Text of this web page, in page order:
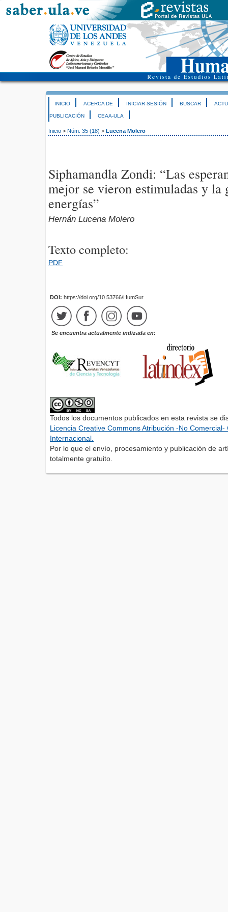
INICIO ACERCA DE INICIAR SESIÓN BUSCAR
PUBLICACIÓN CEAA-ULA
Inicio > Núm. 35 (18) > Lucena Molero
Siphamandla Zondi: “Las
mejor se vieron estimuladas y la
energías”
Hernán Lucena Molero
Texto completo:
PDF
DOI: https://doi.org/10.53766/HumSur
Se encuentra actualmente indizada en:
Todos los documentos publicados en esta revista se
Licencia Creative Commons Atribución -No
Internacional.
Por lo que el envío, procesamiento y publicación de
totalmente gratuito.